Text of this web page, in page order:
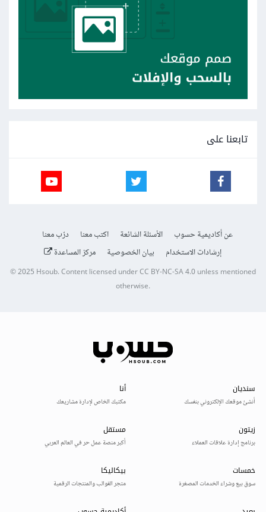
تابعنا على
عن أكاديمية حسوب الأسئلة الشائعة اكتب معنا
درّب معنا
إرشادات الاستخدام
بيان الخصوصية مركز المساعدة
© 2025Hsoub.Content licensed underCC BY-NC-SA 4.0unless mentioned
otherwise.